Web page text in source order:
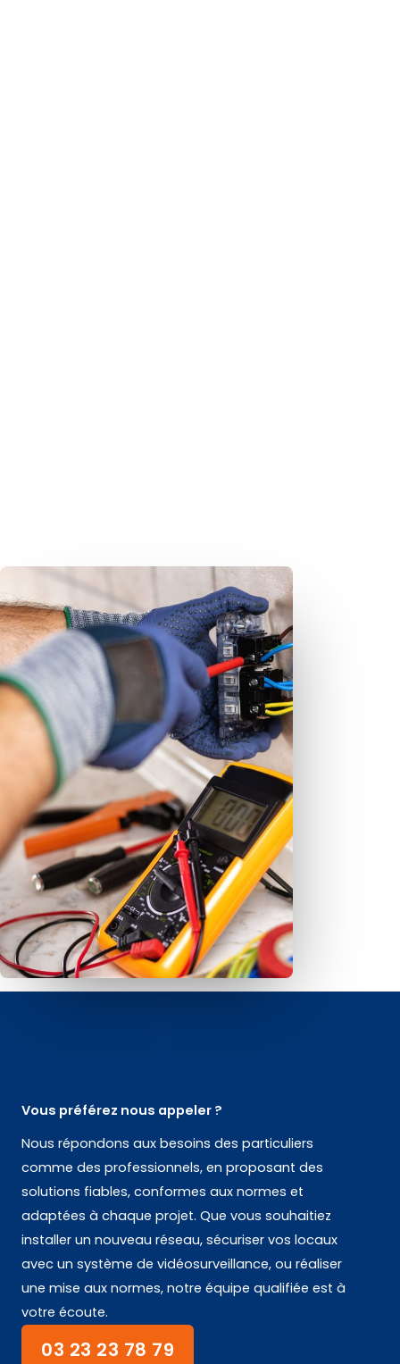
Vous préférez nous appeler ?
Nous répondons aux besoins des particuliers
comme des professionnels, en proposant des
solutions fiables, conformes aux normes et
adaptées à chaque projet. Que vous souhaitiez
installer un nouveau réseau, sécuriser vos locaux
avec un système de vidéosurveillance, ou réaliser
une mise aux normes, notre équipe qualifiée est à
votre écoute.
03 23 23 78 79